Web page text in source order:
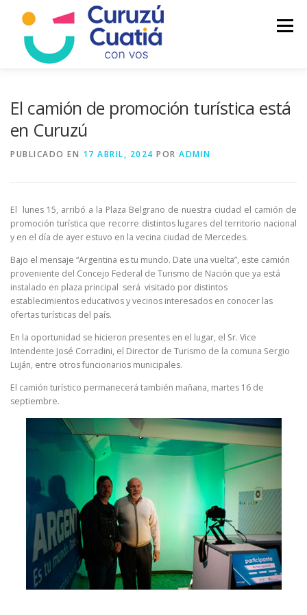
contenido
Menú
El camión de promoción turística está
en Curuzú
PUBLICADO EN 17 ABRIL, 2024 POR ADMIN
El lunes 15, arribó a la Plaza Belgrano de nuestra ciudad el camión de
promoción turística que recorre distintos lugares del territorio nacional
y en el día de ayer estuvo en la vecina ciudad de Mercedes.
Bajo el mensaje “Argentina es tu mundo. Date una vuelta”, este camión
proveniente del Concejo Federal de Turismo de Nación que ya está
instalado en plaza principal será visitado por distintos
establecimientos educativos y vecinos interesados en conocer las
ofertas turísticas del país.
En la oportunidad se hicieron presentes en el lugar, el Sr. Vice
Intendente José Corradini, el Director de Turismo de la comuna Sergio
Luján, entre otros funcionarios municipales.
El camión turístico permanecerá también mañana, martes 16 de
septiembre.